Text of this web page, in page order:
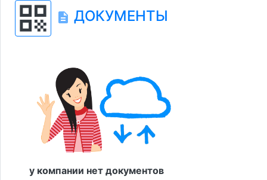
qr_code description ДОКУМЕНТЫ
у компании нет документов